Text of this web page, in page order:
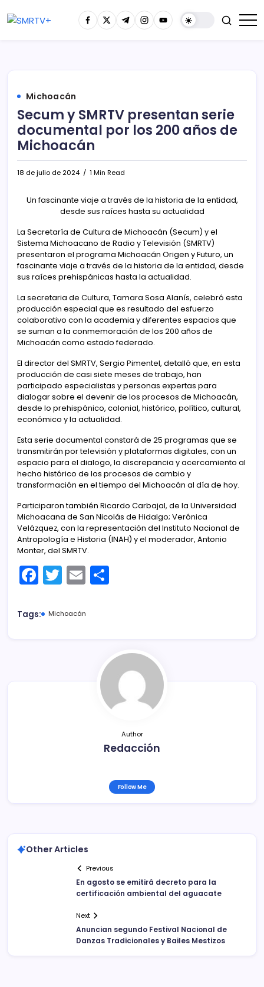
Michoacán
Secum y SMRTV presentan serie
documental por los 200 años de
Michoacán
18 de julio de 2024 1 Min Read
Un fascinante viaje a través de la historia de la entidad,
desde sus raíces hasta su actualidad
La Secretaría de Cultura de Michoacán (Secum) y el
Sistema Michoacano de Radio y Televisión (SMRTV)
presentaron el programa Michoacán Origen y Futuro, un
fascinante viaje a través de la historia de la entidad, desde
sus raíces prehispánicas hasta la actualidad.
La secretaria de Cultura, Tamara Sosa Alanís, celebró esta
producción especial que es resultado del esfuerzo
colaborativo con la academia y diferentes espacios que
se suman a la conmemoración de los 200 años de
Michoacán como estado federado.
El director del SMRTV, Sergio Pimentel, detalló que, en esta
producción de casi siete meses de trabajo, han
participado especialistas y personas expertas para
dialogar sobre el devenir de los procesos de Michoacán,
desde lo prehispánico, colonial, histórico, político, cultural,
económico y la actualidad.
Esta serie documental constará de 25 programas que se
transmitirán por televisión y plataformas digitales, con un
espacio para el dialogo, la discrepancia y acercamiento al
hecho histórico de los procesos de cambio y
transformación en el tiempo del Michoacán al día de hoy.
Participaron también Ricardo Carbajal, de la Universidad
Michoacana de San Nicolás de Hidalgo; Verónica
Velázquez, con la representación del Instituto Nacional de
Antropología e Historia (INAH) y el moderador, Antonio
Monter, del SMRTV.
F
a
c
T
w
itt
E
m
ar
tir
Tags: Michoacán
Author
Redacción
Follow Me
Other Articles
Previous
En agosto se emitirá decreto para la
certificación ambiental del aguacate
Next
Anuncian segundo Festival Nacional de
Danzas Tradicionales y Bailes Mestizos